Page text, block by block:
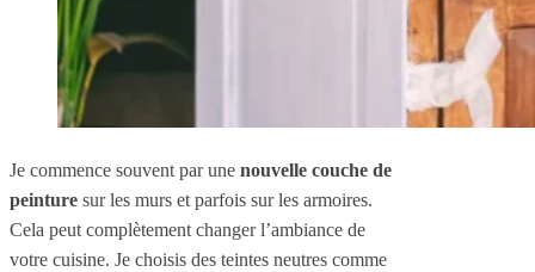
Je commence souvent par une nouvelle couche de
peinture sur les murs et parfois sur les armoires.
Cela peut complètement changer l’ambiance de
votre cuisine. Je choisis des teintes neutres comme